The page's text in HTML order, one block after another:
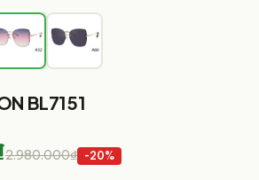
BL7151
2.980.000₫ -20%